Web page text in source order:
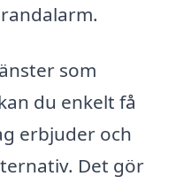
som
du enkelt få
erbjuder och
Det gör